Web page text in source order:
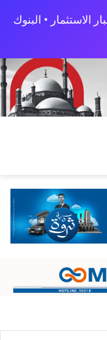
الاستثمار • البنوك